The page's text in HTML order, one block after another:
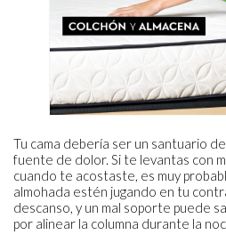
Tu cama debería ser un santuario
fuente de dolor. Si te levantas con
cuando te acostaste, es muy
almohada estén jugando en tu
descanso, y un mal soporte puede
por alinear la columna durante la